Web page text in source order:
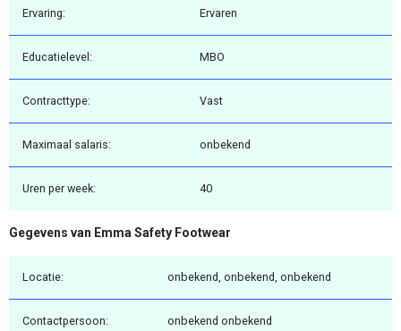
Ervaring: Ervaren
Educatielevel: MBO
Contracttype: Vast
Maximaal salaris: onbekend
Uren per week: 40
Gegevens van Emma Safety Footwear
Locatie: onbekend, onbekend, onbekend
Contactpersoon: onbekend onbekend